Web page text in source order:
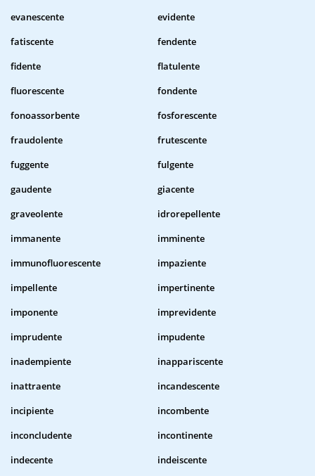
evanescente
evidente
fatiscente
fendente
fidente
flatulente
fluorescente
fondente
fonoassorbente
fosforescente
fraudolente
frutescente
fuggente
fulgente
gaudente
giacente
graveolente
idrorepellente
immanente
imminente
immunofluorescente
impaziente
impellente
impertinente
imponente
imprevidente
imprudente
impudente
inadempiente
inappariscente
inattraente
incandescente
incipiente
incombente
inconcludente
incontinente
indecente
indeiscente